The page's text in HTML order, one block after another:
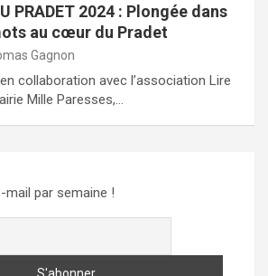
PRADET 2024 : Plongée dans
au cœur du Pradet
Gagnon
collaboration avec l’association Lire
Mille Paresses,…
mail par semaine !